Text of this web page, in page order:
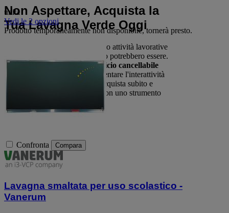
Non Aspettare, Acquista la
Tua Lavagna Verde Oggi
Non lasciare che le tue riunioni o attività lavorative
siano meno produttive di quanto potrebbero essere.
Scegli la
lavagna verde da ufficio cancellabile
per migliorare l'efficienza, aumentare l'interattività
e ottimizzare ogni momento. Acquista subito e
scopri la comodità di lavorare con uno strumento
unità
Vedi le 2 opzioni
Prodotto temporaneamente non disponibile, tornerà presto.
Confronta Compara
Lavagna smaltata per uso scolastico -
Vanerum